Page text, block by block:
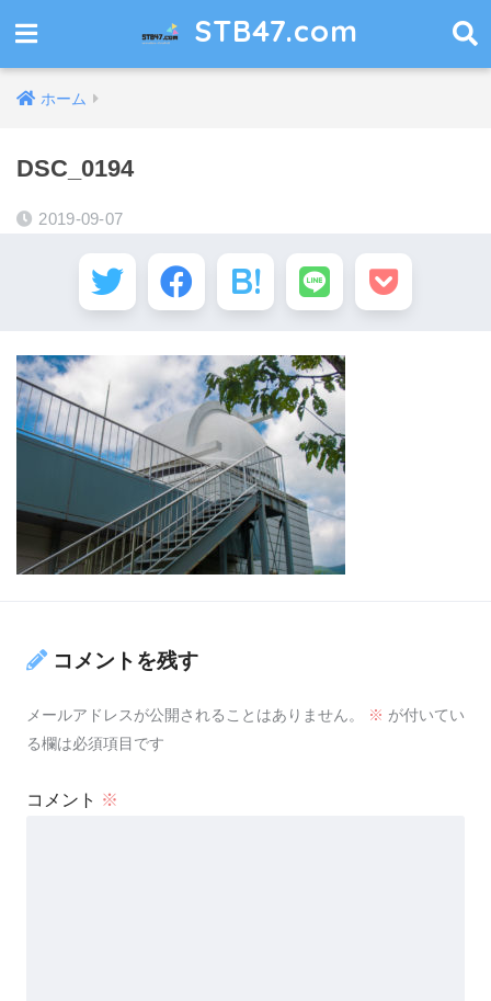
STB47.com
ホーム
DSC_0194
2019-09-07
コメントを残す
メールアドレスが公開されることはありません。 ※ が付いてい
る欄は必須項目です
コメント ※